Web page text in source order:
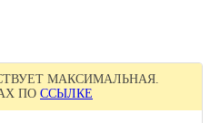
МАКСИМАЛЬНАЯ.
ПО ССЫЛКЕ